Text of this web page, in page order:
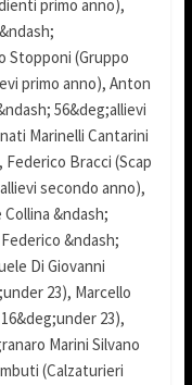
primo anno),
Stopponi (Gruppo
primo anno), Anton
56&deg;allievi
Marinelli Cantarini
Bracci (Scap
secondo anno),
&ndash;
&ndash;
Di Giovanni
23), Marcello
23),
Marini Silvano
(Calzaturieri